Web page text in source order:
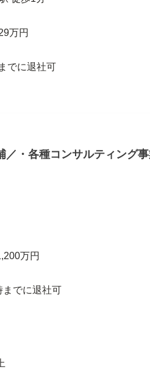
万円
でに退社可
／・各種コンサルティング
万円
までに退社可